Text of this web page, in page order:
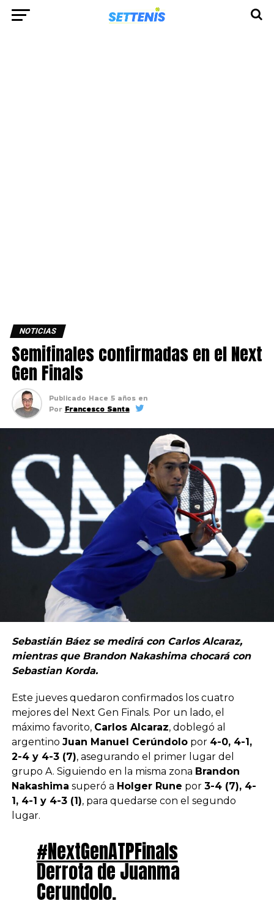
NOTICIAS
Semifinales confirmadas en el Next
Gen Finals
Publicado Hace 5 años en
Por Francesco Santa
Sebastián Báez se medirá con Carlos Alcaraz,
mientras que Brandon Nakashima chocará con
Sebastian Korda.
Este jueves quedaron confirmados los cuatro
mejores del Next Gen Finals. Por un lado, el
máximo favorito, Carlos Alcaraz, doblegó al
argentino Juan Manuel Cerúndolopor 4-0, 4-1,
2-4 y 4-3 (7), asegurando el primer lugar del
grupo A. Siguiendo en la misma zona Brandon
Nakashima superó a Holger Rune por 3-4 (7), 4-
1, 4-1 y 4-3 (1), para quedarse con el segundo
lugar.
#NextGenATPFinals
Derrota de Juanma
Cerundolo.